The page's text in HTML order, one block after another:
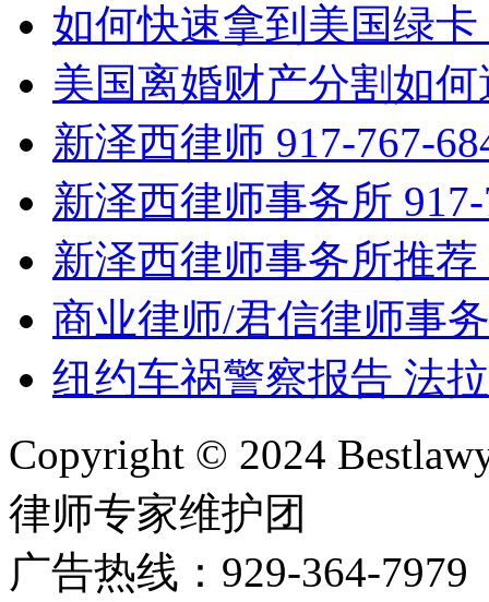
如何快速拿到美国绿卡
美国离婚财产分割如何
新泽西律师 917-767-
新泽西律师事务所
新泽西律师事务所推荐
商业律师/君信律师事
纽约车祸警察报告 法
Copyright © 2024
律师专家维护团
广告热线：929-364-